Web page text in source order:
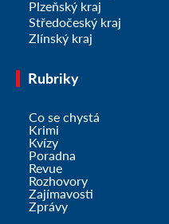
Plzeňský kraj
Středočeský kraj
Zlínský kraj
Rubriky
Co se chystá
Krimi
Kvízy
Poradna
Revue
Rozhovory
Zajímavosti
Zprávy